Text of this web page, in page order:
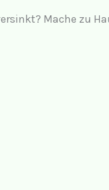
Mache zu